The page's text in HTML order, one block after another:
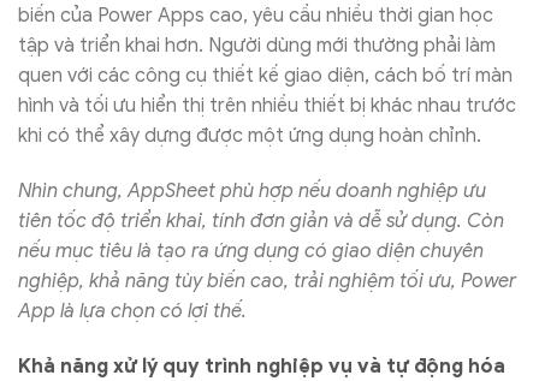
biến của Power Apps cao, yêu cầu nhiều thời gian học
tập và triển khai hơn. Người dùng mới thường phải làm
quen với các công cụ thiết kế giao diện, cách bố trí màn
hình và tối ưu hiển thị trên nhiều thiết bị khác nhau trước
khi có thể xây dựng được một ứng dụng hoàn chỉnh.
Nhìn chung, AppSheet phù hợp nếu doanh nghiệp ưu
tiên tốc độ triển khai, tính đơn giản và dễ sử dụng. Còn
nếu mục tiêu là tạo ra ứng dụng có giao diện chuyên
nghiệp, khả năng tùy biến cao, trải nghiệm tối ưu, Power
App là lựa chọn có lợi thế.
Khả năng xử lý quy trình nghiệp vụ và tự động hóa